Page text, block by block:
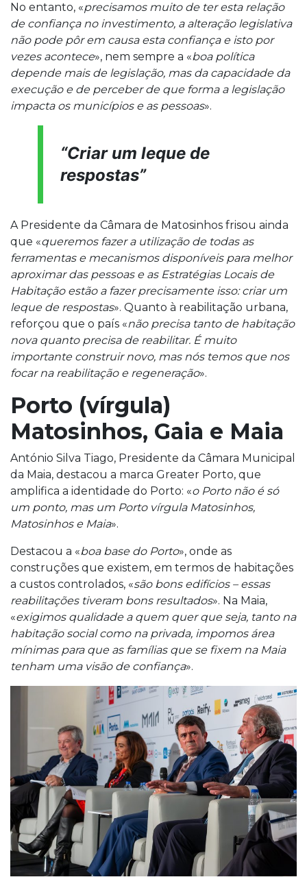
No entanto, «precisamos muito de ter esta relação
de confiança no investimento, a alteração legislativa
não pode pôr em causa esta confiança e isto por
vezes acontece», nem sempre a «boa política
depende mais de legislação, mas da capacidade da
execução e de perceber de que forma a legislação
impacta os municípios e as pessoas».
“Criar um leque de
respostas”
A Presidente da Câmara de Matosinhos frisou ainda
que «queremos fazer a utilização de todas as
ferramentas e mecanismos disponíveis para melhor
aproximar das pessoas e as Estratégias Locais de
Habitação estão a fazer precisamente isso: criar um
leque de respostas». Quanto à reabilitação urbana,
reforçou que o país «não precisa tanto de habitação
nova quanto precisa de reabilitar. É muito
importante construir novo, mas nós temos que nos
focar na reabilitação e regeneração».
Porto (vírgula)
Matosinhos, Gaia e Maia
António Silva Tiago, Presidente da Câmara Municipal
da Maia, destacou a marca Greater Porto, que
amplifica a identidade do Porto: «o Porto não é só
um ponto, mas um Porto vírgula Matosinhos,
Matosinhos e Maia».
Destacou a «boa base do Porto», onde as
construções que existem, em termos de habitações
a custos controlados, «são bons edifícios – essas
reabilitações tiveram bons resultados». Na Maia,
«exigimos qualidade a quem quer que seja, tanto na
habitação social como na privada, impomos área
mínimas para que as famílias que se fixem na Maia
tenham uma visão de confiança».